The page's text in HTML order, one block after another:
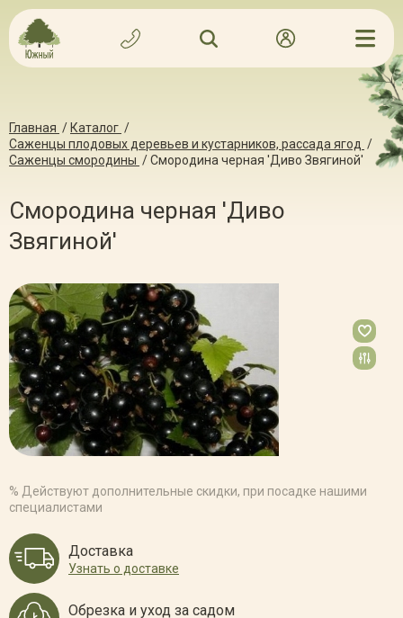
Главная / Каталог /
Саженцы плодовых деревьев и кустарников, рассада ягод /
Саженцы смородины /Смородина черная 'Диво Звягиной'
Смородина черная 'Диво
Звягиной'
% Действуют дополнительные скидки, при посадке нашими
специалистами
Доставка
Узнать о доставке
Обрезка и уход за садом